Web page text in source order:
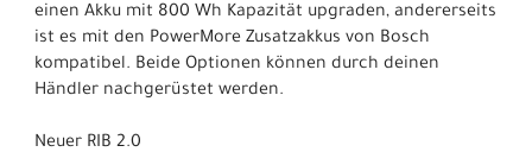
einen Akku mit 800 Wh Kapazität upgraden, andererseits
ist es mit den PowerMore Zusatzakkus von Bosch
kompatibel. Beide Optionen können durch deinen
Händler nachgerüstet werden.
Neuer RIB 2.0